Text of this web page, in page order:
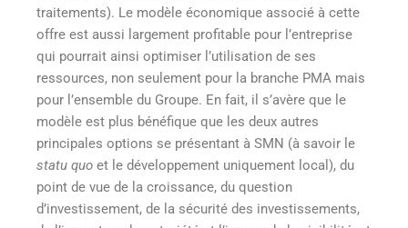
traitements). Le modèle économique associé à cette
offre est aussi largement profitable pour l’entreprise
qui pourrait ainsi optimiser l’utilisation de ses
ressources, non seulement pour la branche PMA mais
pour l’ensemble du Groupe. En fait, il s’avère que le
modèle est plus bénéfique que les deux autres
principales options se présentant à SMN (à savoir le
statu quo et le développement uniquement local), du
point de vue de la croissance, du question
d’investissement, de la sécurité des investissements,